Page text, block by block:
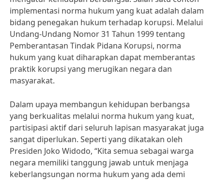
implementasi norma hukum yang kuat adalah dalam
bidang penegakan hukum terhadap korupsi. Melalui
Undang-Undang Nomor 31 Tahun 1999 tentang
Pemberantasan Tindak Pidana Korupsi, norma
hukum yang kuat diharapkan dapat memberantas
praktik korupsi yang merugikan negara dan
masyarakat.
Dalam upaya membangun kehidupan berbangsa
yang berkualitas melalui norma hukum yang kuat,
partisipasi aktif dari seluruh lapisan masyarakat juga
sangat diperlukan. Seperti yang dikatakan oleh
Presiden Joko Widodo, “Kita semua sebagai warga
negara memiliki tanggung jawab untuk menjaga
keberlangsungan norma hukum yang ada demi